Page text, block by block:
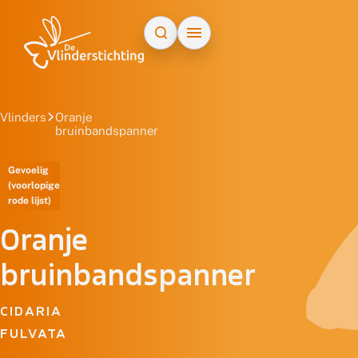
Vlinders
Oranje
bruinbandspanner
Gevoelig
(voorlopige
rode lijst)
Oranje
bruinbandspanner
CIDARIA
FULVATA